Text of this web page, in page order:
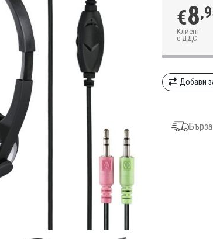
€8
Клиент
с ДДС
Добави